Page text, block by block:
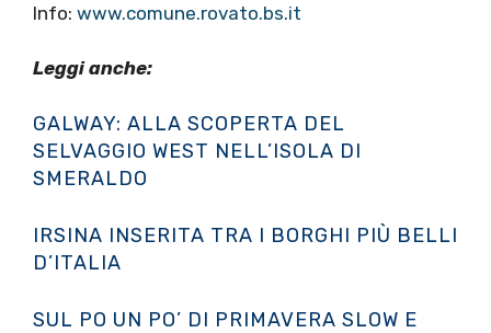
Info: www.comune.rovato.bs.it
Leggi anche:
GALWAY: ALLA SCOPERTA DEL
SELVAGGIO WEST NELL’ISOLA DI
SMERALDO
IRSINA INSERITA TRA I BORGHI PIÙ BELLI
D’ITALIA
SUL PO UN PO’ DI PRIMAVERA SLOW E